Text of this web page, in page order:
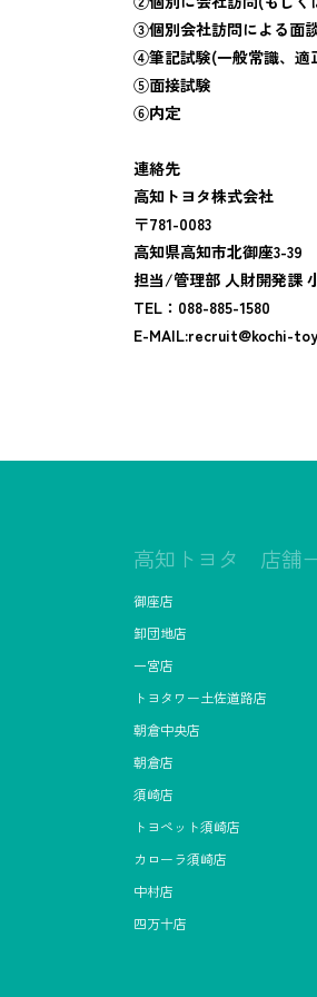
③個別会社訪問による面
④筆記試験(一般常識、適
⑤面接試験
⑥内定
連絡先
高知トヨタ株式会社
〒781-0083
高知県高知市北御座3-39
担当/管理部 人財開発課
TEL：088-885-1580
E-MAIL:recruit@kochi-
高知トヨタ 店舗
御座店
卸団地店
一宮店
トヨタワー土佐道路店
朝倉中央店
朝倉店
須崎店
トヨペット須崎店
カローラ須崎店
中村店
四万十店